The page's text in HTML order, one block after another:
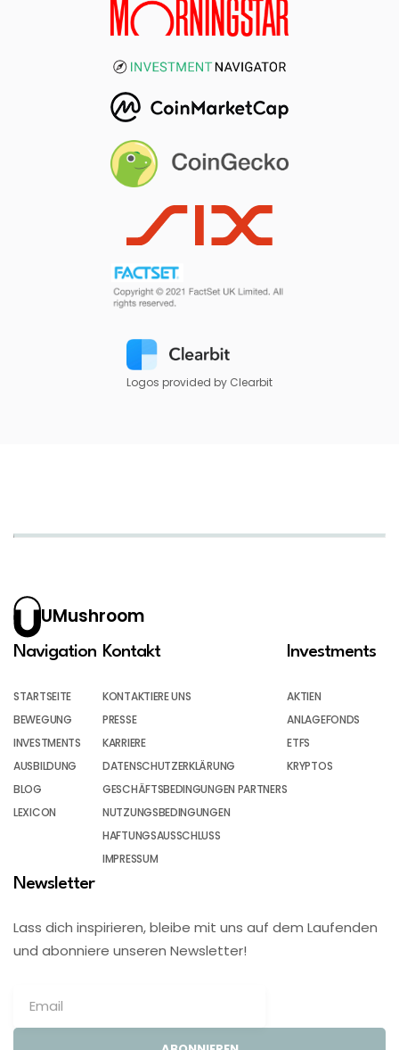
Logos provided by Clearbit
UMushroom
Navigation
STARTSEITE
BEWEGUNG
INVESTMENTS
AUSBILDUNG
BLOG
LEXICON
Kontakt
KONTAKTIERE UNS
PRESSE
KARRIERE
DATENSCHUTZERKLÄRUNG
GESCHÄFTSBEDINGUNGEN PARTNERS
NUTZUNGSBEDINGUNGEN
HAFTUNGSAUSSCHLUSS
IMPRESSUM
Investments
AKTIEN
ANLAGEFONDS
ETFS
KRYPTOS
Newsletter
Lass dich inspirieren, bleibe mit uns auf dem Laufenden
und abonniere unseren Newsletter!